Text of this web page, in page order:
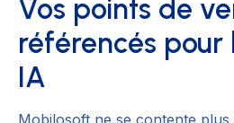
Vos points de
référencés pour
IA
Mobilosoft ne se contente plus